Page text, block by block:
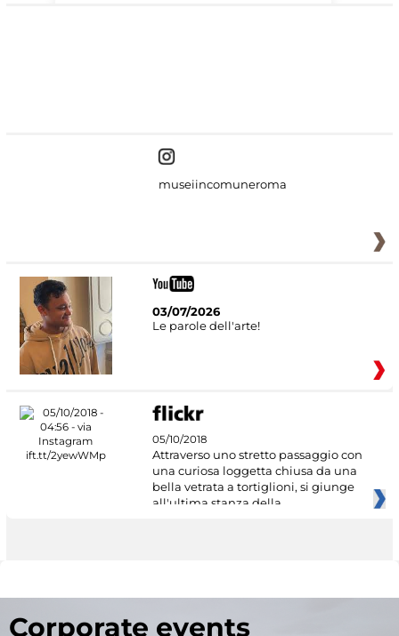
museiincomuneroma
03/07/2026
Le parole dell'arte!
05/10/2018
Attraverso uno stretto passaggio con
una curiosa loggetta chiusa da una
bella vetrata a tortiglioni, si giunge
all'ultima stanza della
Corporate events